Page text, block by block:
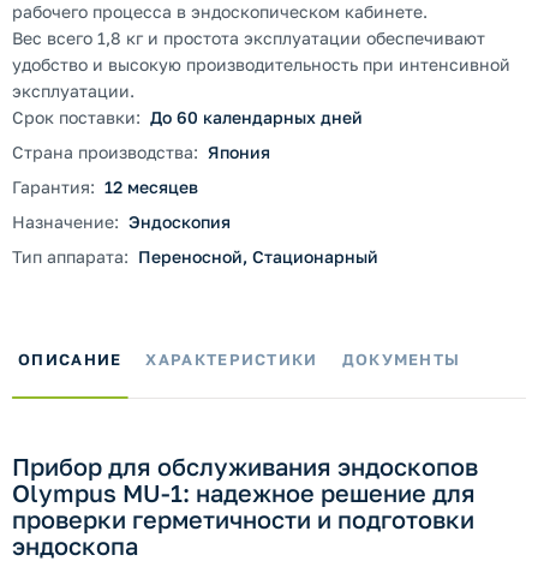
рабочего процесса в эндоскопическом кабинете.
Вес всего 1,8 кг и простота эксплуатации обеспечивают
удобство и высокую производительность при интенсивной
эксплуатации.
Срок поставки: До 60 календарных дней
Страна производства: Япония
Гарантия: 12 месяцев
Назначение: Эндоскопия
Тип аппарата: Переносной, Стационарный
ОПИСАНИЕ ХАРАКТЕРИСТИКИ ДОКУМЕНТЫ
Прибор для обслуживания эндоскопов
Olympus MU-1: надежное решение для
проверки герметичности и подготовки
эндоскопа